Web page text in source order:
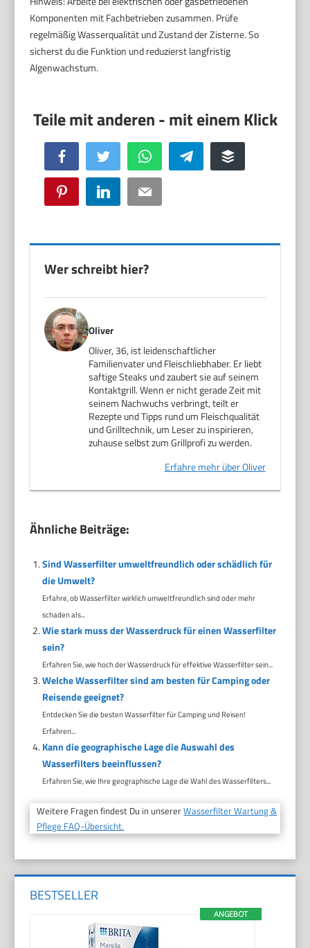
Komponenten mit Fachbetrieben zusammen. Prüfe
regelmäßig Wasserqualität und Zustand der Zisterne. So
sicherst du die Funktion und reduzierst langfristig
Algenwachstum.
Facebook Twitter WhatsApp Telegram Buffer
Pinterest LinkedIn Email
Wer schreibt hier?
Oliver
Oliver, 36, ist leidenschaftlicher
Familienvater und Fleischliebhaber. Er liebt
saftige Steaks und zaubert sie auf seinem
Kontaktgrill. Wenn er nicht gerade Zeit mit
seinem Nachwuchs verbringt, teilt er
Rezepte und Tipps rund um Fleischqualität
und Grilltechnik, um Leser zu inspirieren,
zuhause selbst zum Grillprofi zu werden.
Erfahre mehr über Oliver
Ähnliche Beiträge:
Sind Wasserfilter umweltfreundlich oder schädlich für
die Umwelt?
Erfahre, ob Wasserfilter wirklich umweltfreundlich sind oder mehr
schaden als...
Wie stark muss der Wasserdruck für einen Wasserfilter
sein?
Erfahren Sie, wie hoch der Wasserdruck für effektive Wasserfilter sein...
Welche Wasserfilter sind am besten für Camping oder
Reisende geeignet?
Entdecken Sie die besten Wasserfilter für Camping und Reisen!
Erfahren...
Kann die geographische Lage die Auswahl des
Wasserfilters beeinflussen?
Erfahren Sie, wie Ihre geographische Lage die Wahl des Wasserfilters...
Weitere Fragen findest Du in unsererWasserfilter Wartung &
Pflege FAQ-Übersicht.
BESTSELLER
ANGEBOT